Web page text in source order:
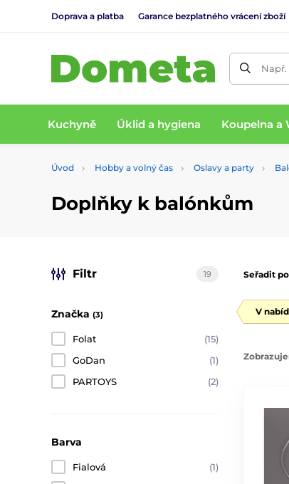
Doprava a platba Garance bezplatného vrácení zboží
Kuchyně Úklid a hygiena Koupelna a
Úvod Hobby a volný čas Oslavy a party
Doplňky k balónkům
Filtr 19
Značka (3)
Folat
(15)
GoDan
(1)
PARTOYS
(2)
Barva
Fialová
(1)
Seřadit
V